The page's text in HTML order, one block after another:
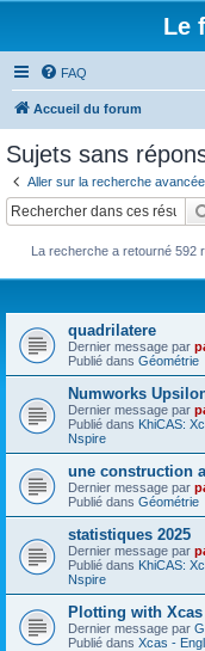
Le
FAQ
Accueil du forum
Sujets sans
Aller sur la recherche avancée
La recherche a retourné 592
quadrilatere
Dernier message par
Publié dans Géométrie
Numworks
Dernier message par
Publié dans KhiCAS:
Nspire
une construction
Dernier message par
Publié dans Géométrie
statistiques 2025
Dernier message par
Publié dans KhiCAS:
Nspire
Plotting with Xcas
Dernier message par
Publié dans Xcas -